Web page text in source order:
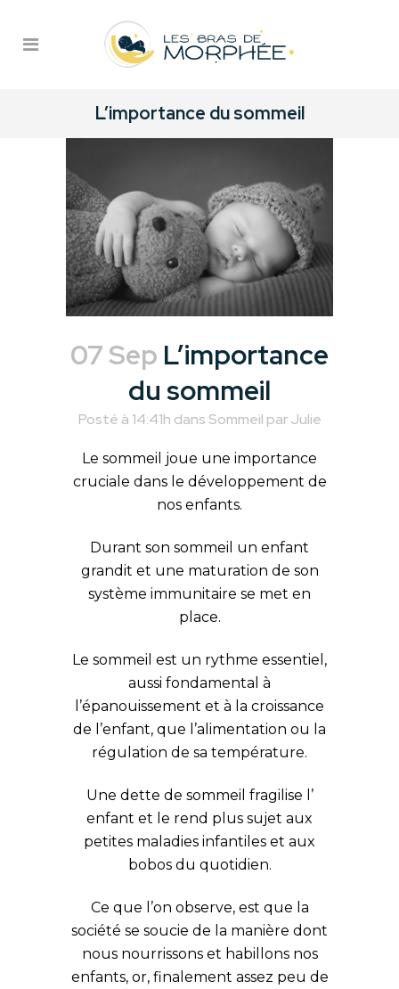
L’importance du sommeil
07 Sep L’importance
du sommeil
Posté à 14:41h dans Sommeil parJulie
Le sommeil joue une importance
cruciale dans le développement de
nos enfants.
Durant son sommeil un enfant
grandit et une maturation de son
système immunitaire se met en
place.
Le sommeil est un rythme essentiel,
aussi fondamental à
l’épanouissement et à la croissance
de l’enfant, que l’alimentation ou la
régulation de sa température.
Une dette de sommeil fragilise l’
enfant et le rend plus sujet aux
petites maladies infantiles et aux
bobos du quotidien.
Ce que l’on observe, est que la
société se soucie de la manière dont
nous nourrissons et habillons nos
enfants, or, finalement assez peu de